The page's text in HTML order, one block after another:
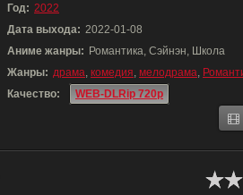
Год: 2022
Дата выхода: 2022-01-08
Аниме жанры: Романтика, Сэйнэн, Школа
Жанры: драма, комедия, мелодрама,
Качество:
WEB-DLRip 720p